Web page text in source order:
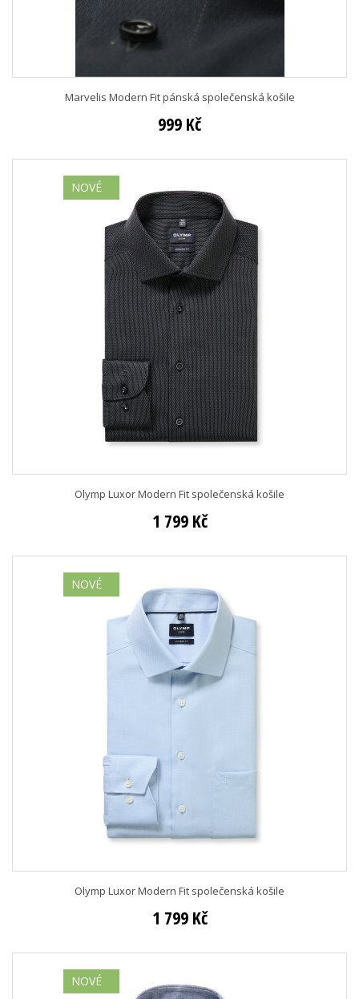
Marvelis Modern Fit pánská společenská košile
999 Kč
NOVÉ
Olymp Luxor Modern Fit společenská košile
1 799 Kč
NOVÉ
Olymp Luxor Modern Fit společenská košile
1 799 Kč
NOVÉ